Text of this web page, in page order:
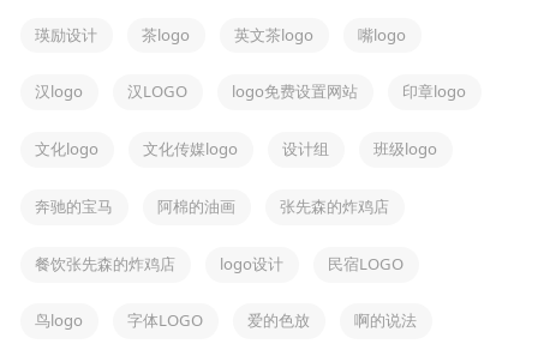
瑛励设计 茶logo 英文茶logo 嘴logo
汉logo 汉LOGO logo免费设置网站 印章logo
文化logo 文化传媒logo 设计组 班级logo
奔驰的宝马 阿棉的油画 张先森的炸鸡店
餐饮张先森的炸鸡店 logo设计 民宿LOGO
鸟logo 字体LOGO 爱的色放 啊的说法